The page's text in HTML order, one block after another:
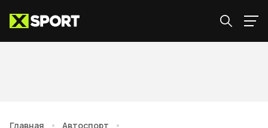
Главная • Автоспорт
•